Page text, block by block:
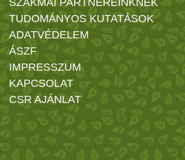
TUDOMÁNYOS KUTATÁSOK
ADATVÉDELEM
ÁSZF
IMPRESSZUM
KAPCSOLAT
CSR AJÁNLAT